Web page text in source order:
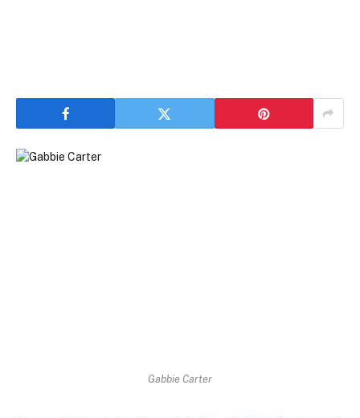
Gabbie Carter